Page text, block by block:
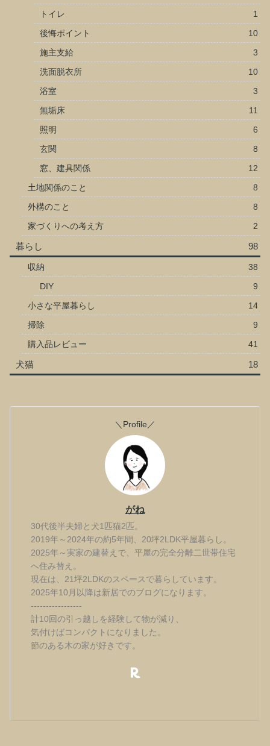
トイレ
1
後悔ポイント
10
施主支給
3
洗面脱衣所
10
浴室
3
無垢床
11
照明
6
玄関
8
窓、建具関係
12
土地関係のこと
8
外構のこと
8
家づくりへの考え方
2
暮らし 98
収納
38
DIY
9
小さな平屋暮らし
14
掃除
9
購入品レビュー
41
犬猫 18
＼Profile／
がね
30代後半夫婦と犬1匹猫2匹。
2019年～2024年の約5年間、20坪2LDK平屋暮らし。
2025年～実家の建替えで、平屋の完全分離二世帯住宅
へ住み替え。
現在は、21坪2LDKのスペースで暮らしています。
2025年10月以降は新居でのブログになります。
-----------------
計10回の引っ越しを経験して物が減り、
気付けばコンパクトになりました。
節のある木の家が好きです。